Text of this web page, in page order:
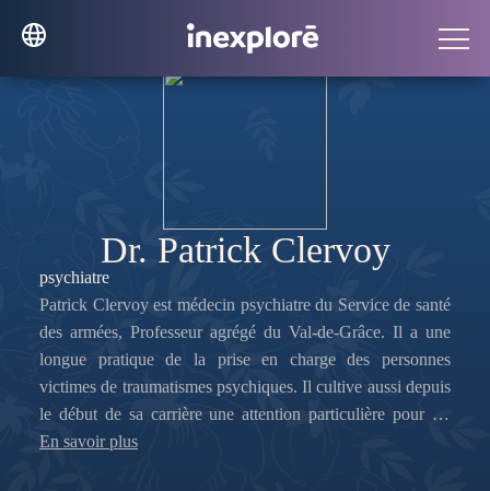
Dr. Patrick Clervoy
psychiatre
Patrick Clervoy est médecin psychiatre du Service de santé
des armées, Professeur agrégé du Val-de-Grâce. Il a une
longue pratique de la prise en charge des personnes
victimes de traumatismes psychiques. Il cultive aussi depuis
le début de sa carrière une attention particulière pour les
phénomènes psychiques qui font apparaître les symboles et
En savoir plus